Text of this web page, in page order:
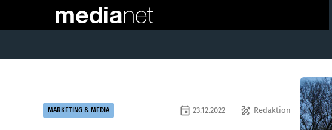
MARKETING & MEDIA draw Redaktion
event 23.12.2022